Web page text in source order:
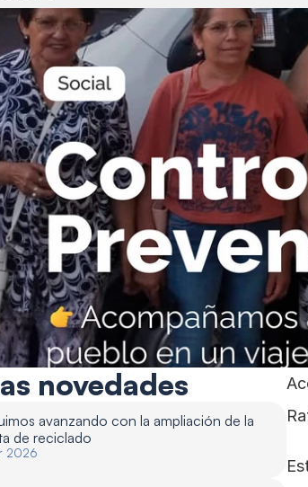
novedades
avanzando con la ampliación de la
de reciclado
2026